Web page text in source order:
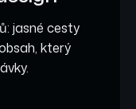
jasné cesty
který